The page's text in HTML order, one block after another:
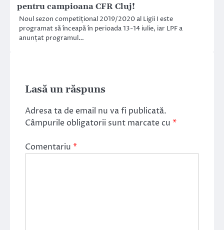
pentru campioana CFR Cluj!
Noul sezon competițional 2019/2020 al Ligii I este
programat să înceapă în perioada 13-14 iulie, iar LPF a
anunțat programul…
Lasă un răspuns
Adresa ta de email nu va fi publicată.
Câmpurile obligatorii sunt marcate cu *
Comentariu *